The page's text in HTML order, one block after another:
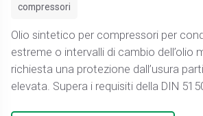
compressori
Olio sintetico per compressori per
estreme o intervalli di cambio dell’olio
richiesta una protezione dall’usura
elevata. Supera i requisiti della DIN